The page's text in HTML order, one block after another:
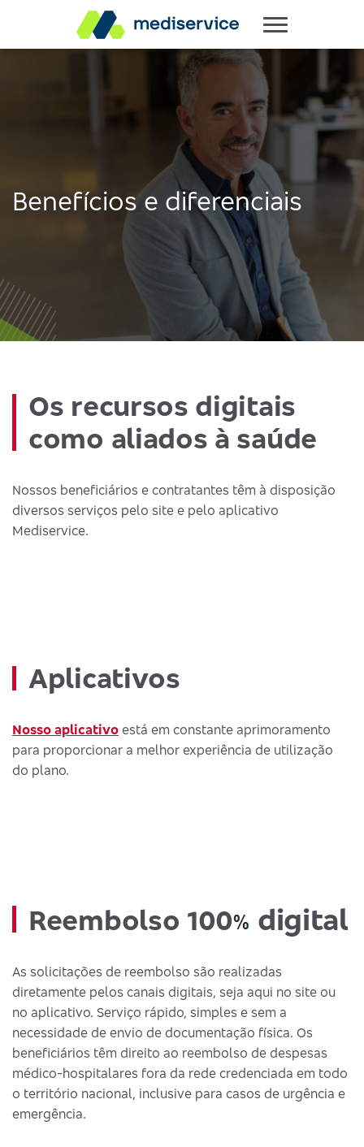
Benefícios e diferenciais
Os recursos digitais
como aliados à saúde
Nossos beneficiários e contratantes têm à disposição
diversos serviços pelo site e pelo aplicativo
Mediservice.
Aplicativos
Nosso aplicativo está em constante aprimoramento
para proporcionar a melhor experiência de utilização
do plano.
Reembolso 100 digital
As solicitações de reembolso são realizadas
diretamente pelos canais digitais, seja aqui no site ou
no aplicativo. Serviço rápido, simples e sem a
necessidade de envio de documentação física. Os
beneficiários têm direito ao reembolso de despesas
médico-hospitalares fora da rede credenciada em todo
o território nacional, inclusive para casos de urgência e
emergência.